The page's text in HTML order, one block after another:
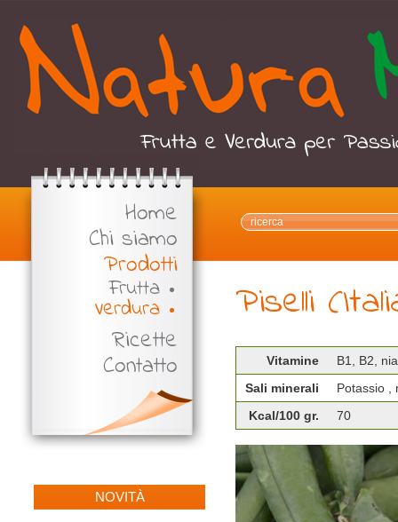
Home
Chi siamo
Prodotti
Frutta
Verdura
Ricette
Contatto
NOVITÀ
Piselli
Vitamine
B1, B2,
Sali minerali
Potassio ,
Kcal/100 gr.
70